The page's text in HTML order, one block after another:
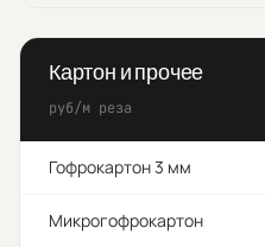
Картон и прочее
руб/м реза
Гофрокартон 3 мм
Микрогофрокартон